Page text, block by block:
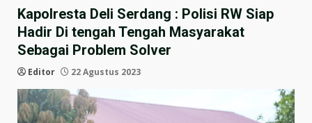
Kapolresta Deli Serdang : Polisi RW Siap
Hadir Di tengah Tengah Masyarakat
Sebagai Problem Solver
Editor 22 Agustus 2023